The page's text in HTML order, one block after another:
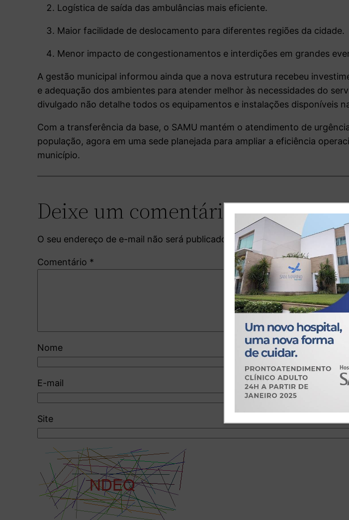
Logística de saída das ambulâncias mais eficiente.
Maior facilidade de deslocamento para diferentes regiões da cidade.
Menor impacto de congestionamentos e interdições em grandes
A gestão municipal informou ainda que a nova estrutura recebeu
e adequação dos ambientes para atender melhor às necessidades do
divulgado não detalhe todos os equipamentos e instalações disponíveis
Com a transferência da base, o SAMU mantém o atendimento de
população, agora em uma sede planejada para ampliar a eficiência
município.
Deixe um comentário
O seu endereço de e-mail não será publicado. Campos obrigatórios são
Comentário *
Nome
E-mail
Site